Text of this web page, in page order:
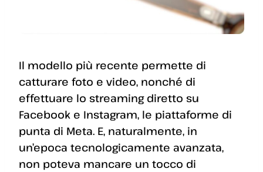
Il modello più recente permette di
catturare foto e video, nonché di
effettuare lo streaming diretto su
Facebook e Instagram, le piattaforme di
punta di Meta. E, naturalmente, in
un’epoca tecnologicamente avanzata,
non poteva mancare un tocco di